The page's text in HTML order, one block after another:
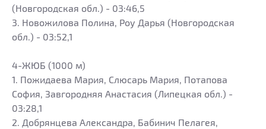
(Новгородская обл.) - 03:46,5
3. Новожилова Полина, Роу Дарья (Новгородская
обл.) - 03:52,1
4-ЖЮБ (1000 м)
1. Пожидаева Мария, Слюсарь Мария, Потапова
София, Завгородняя Анастасия (Липецкая обл.) -
03:28,1
2. Добрянцева Александра, Бабинич Пелагея,